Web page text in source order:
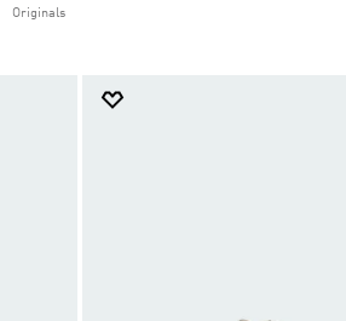
Originals